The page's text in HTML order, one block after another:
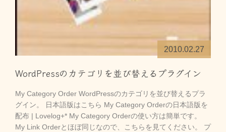
2010.02.27
WordPressのカテゴリを並び替えるプラグイン
My Category Order WordPressのカテゴリを並び替えるプラ
グイン。 日本語版はこちら My Category Orderの日本語版を
配布 | Lovelog+* My Category Orderの使い方は簡単です。
My Link Orderとほぼ同じなので、こちらを見てください。 プ